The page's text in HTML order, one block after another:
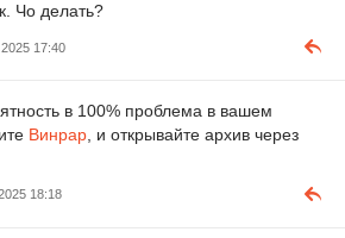
Чо делать?
17:40
в 100% проблема в вашем
Винрар, и открывайте архив через
18:18